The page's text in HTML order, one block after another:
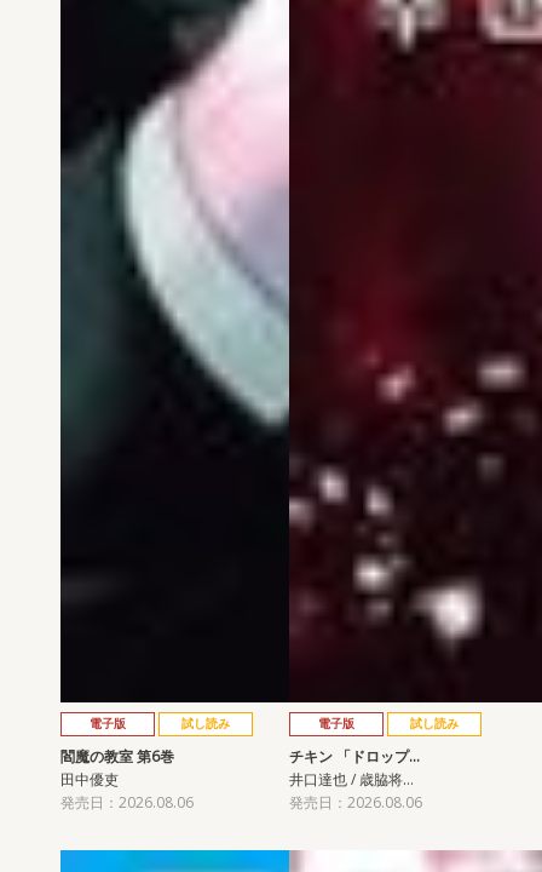
電子版 試し読み
閻魔の教室 第6巻
田中優吏
発売日：2026.08.06
電子版 試し読み
チキン 「ドロップ…
井口達也 / 歳脇将…
発売日：2026.08.06